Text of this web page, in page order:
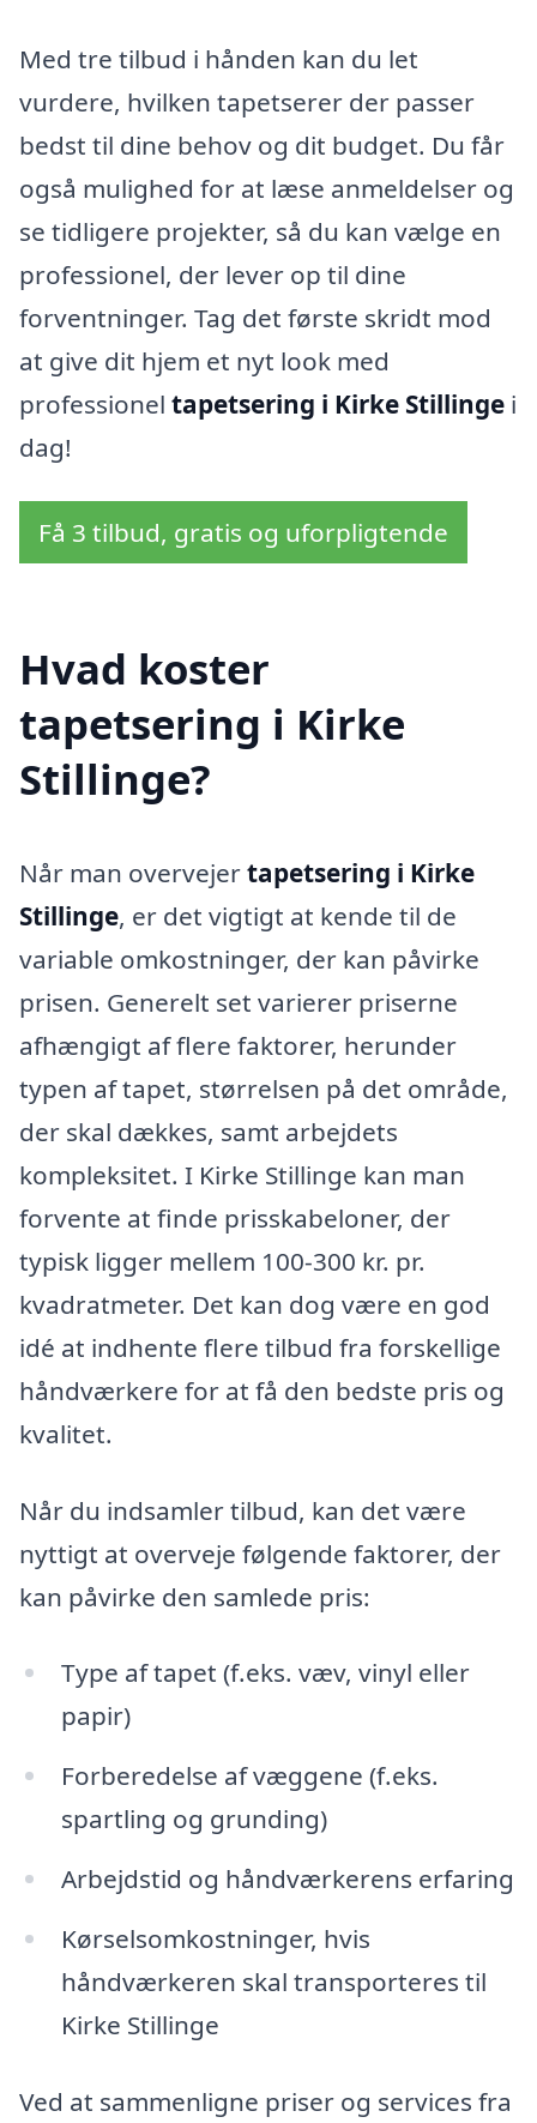
Med tre tilbud i hånden kan du let
vurdere, hvilken tapetserer der passer
bedst til dine behov og dit budget. Du får
også mulighed for at læse anmeldelser og
se tidligere projekter, så du kan vælge en
professionel, der lever op til dine
forventninger. Tag det første skridt mod
at give dit hjem et nyt look med
professionel tapetsering i Kirke Stillinge i
dag!
Få 3 tilbud, gratis og uforpligtende
Hvad koster
tapetsering i Kirke
Stillinge?
Når man overvejertapetsering i Kirke
Stillinge, er det vigtigt at kende til de
variable omkostninger, der kan påvirke
prisen. Generelt set varierer priserne
afhængigt af flere faktorer, herunder
typen af tapet, størrelsen på det område,
der skal dækkes, samt arbejdets
kompleksitet. I Kirke Stillinge kan man
forvente at finde prisskabeloner, der
typisk ligger mellem 100-300 kr. pr.
kvadratmeter. Det kan dog være en god
idé at indhente flere tilbud fra forskellige
håndværkere for at få den bedste pris og
kvalitet.
Når du indsamler tilbud, kan det være
nyttigt at overveje følgende faktorer, der
kan påvirke den samlede pris:
Type af tapet (f.eks. væv, vinyl eller
papir)
Forberedelse af væggene (f.eks.
spartling og grunding)
Arbejdstid og håndværkerens erfaring
Kørselsomkostninger, hvis
håndværkeren skal transporteres til
Kirke Stillinge
Ved at sammenligne priser og services fra